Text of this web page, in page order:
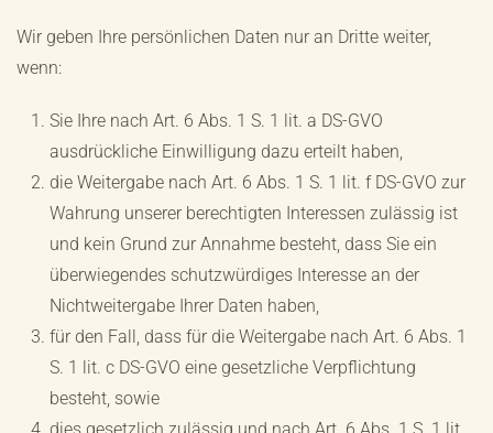
Wir geben Ihre persönlichen Daten nur an Dritte weiter,
wenn:
Sie Ihre nach Art. 6 Abs. 1 S. 1 lit. a DS-GVO
ausdrückliche Einwilligung dazu erteilt haben,
die Weitergabe nach Art. 6 Abs. 1 S. 1 lit. f DS-GVO zur
Wahrung unserer berechtigten Interessen zulässig ist
und kein Grund zur Annahme besteht, dass Sie ein
überwiegendes schutzwürdiges Interesse an der
Nichtweitergabe Ihrer Daten haben,
für den Fall, dass für die Weitergabe nach Art. 6 Abs. 1
S. 1 lit. c DS-GVO eine gesetzliche Verpflichtung
besteht, sowie